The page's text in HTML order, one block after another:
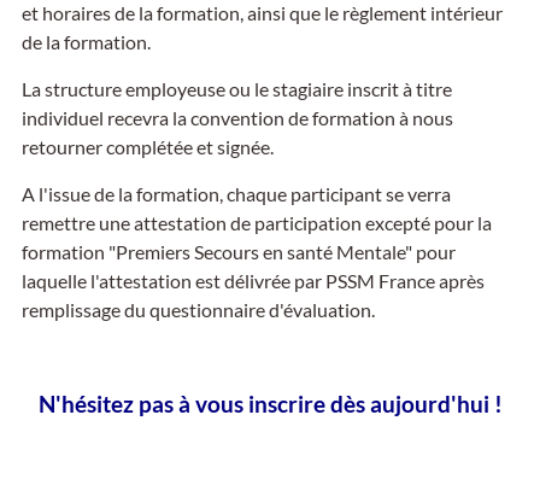
et horaires de la formation, ainsi que le règlement intérieur
de la formation.
La structure employeuse ou le stagiaire inscrit à titre
individuel recevra la convention de formation à nous
retourner complétée et signée.
A l'issue de la formation, chaque participant se verra
remettre une attestation de participation excepté pour la
formation "Premiers Secours en santé Mentale" pour
laquelle l'attestation est délivrée par PSSM France après
remplissage du questionnaire d'évaluation.
N'hésitez pas à vous inscrire dès aujourd'hui !